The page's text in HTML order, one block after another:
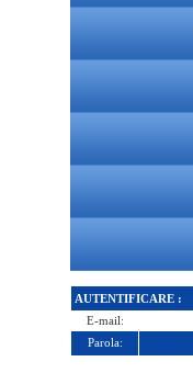
AUTENTIFICARE :
E-mail:
Parola: